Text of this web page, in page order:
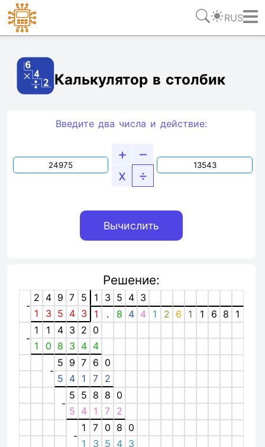
RUS
Калькулятор в столбик
Введите два числа и действие:
+
–
x
÷
Решение:
-
2 4 9 7 5 1 3 5 4 3
1
3 5 4 3 1 . 8 4 4 1 2 6 1 1 6 8 1
-
1 1 4 3 2 0
1
0 8 3 4 4
-
5 9 7 6 0
5 4 1 7 2
-
5 5 8 8 0
5 4 1 7 2
-
1 7 0 8 0
1
3 5 4 3